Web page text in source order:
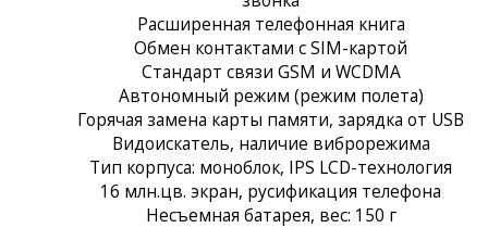
Расширенная телефонная книга
Обмен контактами с SIM-картой
Стандарт связи GSM и WCDMA
Автономный режим (режим полета)
Горячая замена карты памяти, зарядка от USB
Видоискатель, наличие виброрежима
Тип корпуса: моноблок, IPS LCD-технология
16 млн.цв. экран, русификация телефона
Несъемная батарея, вес: 150 г